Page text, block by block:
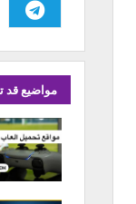
مواضيع قد